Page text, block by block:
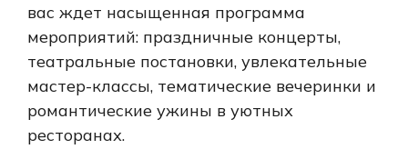
вас ждет насыщенная программа
мероприятий: праздничные концерты,
театральные постановки, увлекательные
мастер-классы, тематические вечеринки и
романтические ужины в уютных
ресторанах.